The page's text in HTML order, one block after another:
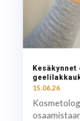
15.06.26